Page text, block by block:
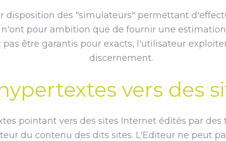
disposition des "simulateurs" permettant
n'ont pour ambition que de fournir une
pas être garantis pour exacts, l'utilisateur
discernement.
vers des
pointant vers des sites Internet édités par des
du contenu des dits sites. L'Editeur ne peut